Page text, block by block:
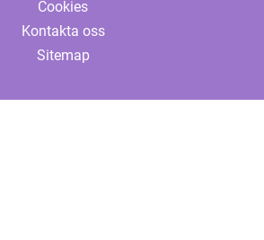
Cookies
Kontakta oss
Sitemap